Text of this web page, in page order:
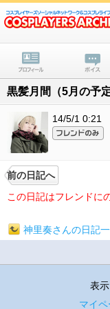
黒髪月間（5月の予定
14/5/1 0:21
前の日記へ
この日記はフレンドに
神里奏さんの日記
表示
マイペ